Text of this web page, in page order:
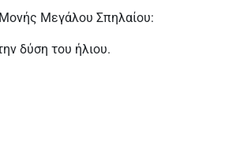
Μεγάλου Σπηλαίου:
δύση του ήλιου.